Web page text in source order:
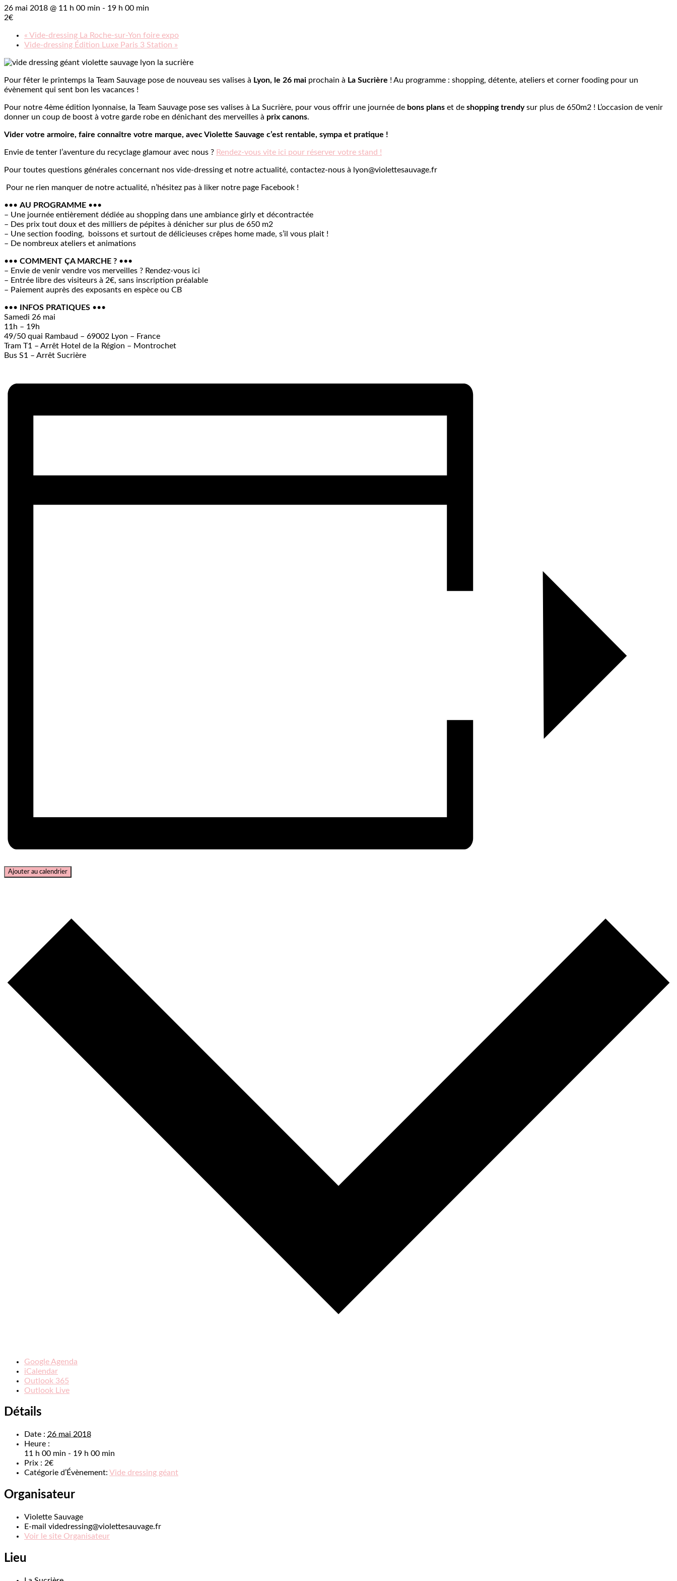
26 mai 2018 @ 11 h 00 min - 19 h 00 min
2€
« Vide-dressing La Roche-sur-Yon foire expo
Vide-dressing Édition Luxe Paris 3 Station »
Pour fêter le printemps la Team Sauvage pose de nouveau ses valises à Lyon, le 26 mai prochain à La Sucrière ! Au programme : shopping, détente, ateliers et corner fooding pour un
évènement qui sent bon les vacances !
Pour notre 4ème édition lyonnaise, la Team Sauvage pose ses valises à La Sucrière, pour vous offrir une journée de bons plans et de shopping trendysur plus de 650m2 ! L’occasion de venir
donner un coup de boost à votre garde robe en dénichant des merveilles à prix canons.
Vider votre armoire, faire connaître votre marque, avec Violette Sauvage c’est rentable, sympa et pratique !
Envie de tenter l’aventure du recyclage glamour avec nous ? Rendez-vous vite ici pour réserver votre stand !
Pour toutes questions générales concernant nos vide-dressing et notre actualité, contactez-nous à lyon@violettesauvage.fr
Pour ne rien manquer de notre actualité, n’hésitez pas à liker notre page Facebook !
••• AU PROGRAMME •••
– Une journée entièrement dédiée au shopping dans une ambiance girly et décontractée
– Des prix tout doux et des milliers de pépites à dénicher sur plus de 650 m2
– Une section fooding, boissons et surtout de délicieuses crêpes home made, s’il vous plait !
– De nombreux ateliers et animations
••• COMMENT ÇA MARCHE ? •••
– Envie de venir vendre vos merveilles ? Rendez-vous ici
– Entrée libre des visiteurs à 2€, sans inscription préalable
– Paiement auprès des exposants en espèce ou CB
••• INFOS PRATIQUES •••
Samedi 26 mai
11h – 19h
49/50 quai Rambaud – 69002 Lyon – France
Tram T1 – Arrêt Hotel de la Région – Montrochet
Bus S1 – Arrêt Sucrière
Ajouter au calendrier
Google Agenda
iCalendar
Outlook 365
Outlook Live
Détails
Date : 26 mai 2018
Heure :
11 h 00 min - 19 h 00 min
Prix : 2€
Catégorie d’Évènement: Vide dressing géant
Organisateur
Violette Sauvage
E-mail videdressing@violettesauvage.fr
Voir le site Organisateur
Lieu